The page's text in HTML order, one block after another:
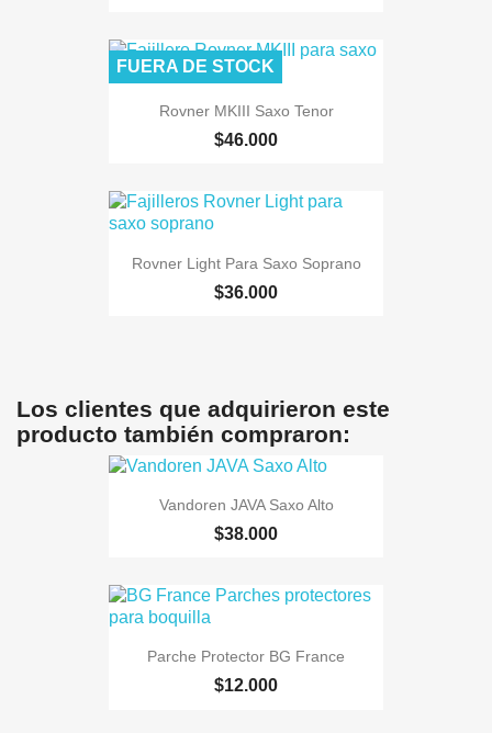
Rovner MKIII Saxo Tenor
$46.000
FUERA DE STOCK
Rovner Light Para Saxo Soprano
$36.000
Los clientes que adquirieron este
producto también compraron:
Vandoren JAVA Saxo Alto
$38.000
Parche Protector BG France
$12.000